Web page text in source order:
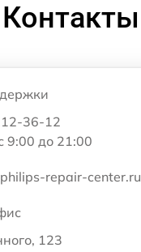
Контакты
36-12
9:00 до 21:00
repair-center.ru
123